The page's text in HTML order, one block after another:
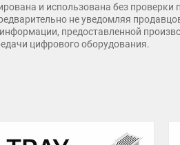
и использована без проверки
не уведомляя
предоставленной
цифрового оборудования.